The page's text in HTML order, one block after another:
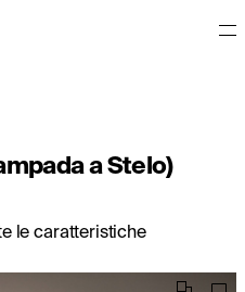
a Stelo)
le caratteristiche